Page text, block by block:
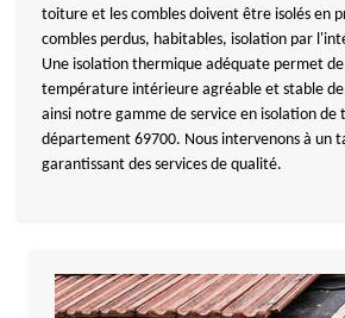
toiture et les combles doivent être isolés en
combles perdus, habitables, isolation par
Une isolation thermique adéquate permet
température intérieure agréable et stable
ainsi notre gamme de service en isolation de
département 69700. Nous intervenons à un
garantissant des services de qualité.